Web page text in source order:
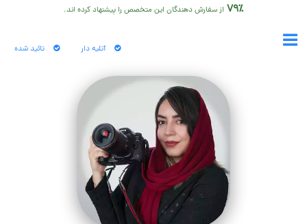
79٪ از سفارش دهندگان این متخصص را پیشنهاد کرده اند.
تائید شده آتلیه دار